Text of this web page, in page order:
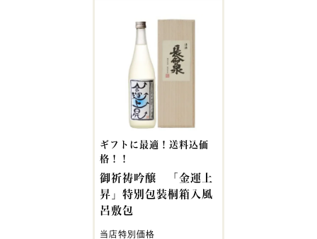
ギフトに最適！送料込価
格！！
御祈祷吟醸 「金運上
昇」特別包装桐箱入風
呂敷包
当店特別価格